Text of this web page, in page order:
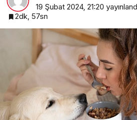
19 Şubat 2024, 21:20
2dk, 57sn